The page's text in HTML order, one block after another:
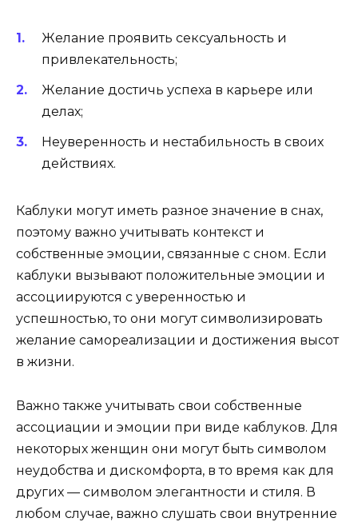
Желание проявить сексуальность и
привлекательность;
Желание достичь успеха в карьере или
делах;
Неуверенность и нестабильность в своих
действиях.
Каблуки могут иметь разное значение в снах,
поэтому важно учитывать контекст и
собственные эмоции, связанные с сном. Если
каблуки вызывают положительные эмоции и
ассоциируются с уверенностью и
успешностью, то они могут символизировать
желание самореализации и достижения высот
в жизни.
Важно также учитывать свои собственные
ассоциации и эмоции при виде каблуков. Для
некоторых женщин они могут быть символом
неудобства и дискомфорта, в то время как для
других — символом элегантности и стиля. В
любом случае, важно слушать свои внутренние